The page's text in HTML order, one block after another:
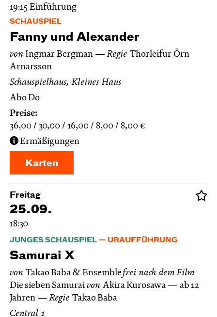
19:15 Einführung
SCHAUSPIEL
Fanny und Alexander
von Ingmar Bergman Regie Thorleifur Örn
Arnarsson
Schauspielhaus, Kleines Haus
Abo Do
Preise:
36,00
30,00 16,00 8,00 8,00 €
Ermäßigungen
Karten
Freitag
25.09.
18:30
JUNGES SCHAUSPIEL URAUFFÜHRUNG
Samurai X
von Takao Baba & Ensemblefrei nach dem Film
Die sieben Samurai von Akira Kurosawa
ab 12
Jahren
Regie Takao Baba
Central 1